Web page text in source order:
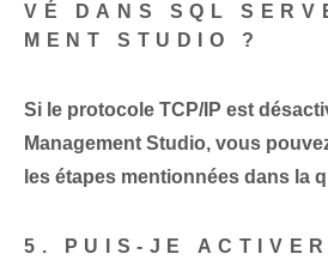
VÉ DANS SQL
MENT STUDIO ?
Si le protocole TCP/IP est
Management Studio, vous
les étapes mentionnées dans la
5. PUIS-JE